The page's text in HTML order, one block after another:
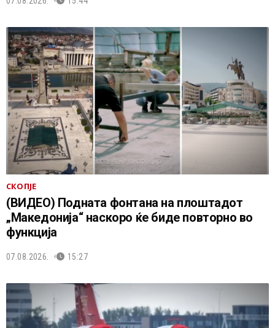
СКОПЈЕ
(ВИДЕО) Подната фонтана на плоштадот
„Македонија“ наскоро ќе биде повторно во
функција
07.08.2026. 15:27